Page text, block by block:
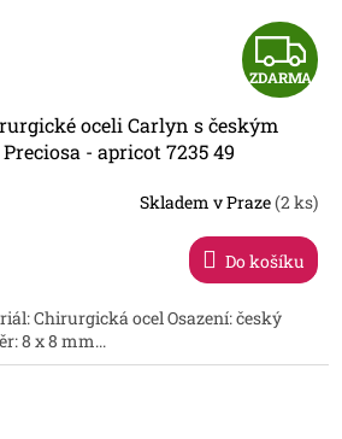
Z
D
R
ZDARMA
oceli Carlyn s českým
- apricot 7235 49
Skladem v Praze(2 ks)
Do košíku
Chirurgická ocel Osazení: český
8 x 8 mm...